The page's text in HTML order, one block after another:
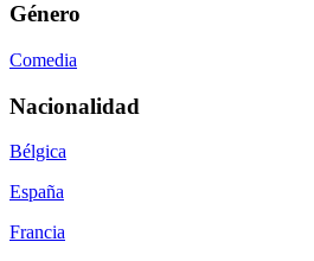
Género
Comedia
Nacionalidad
Bélgica
España
Francia